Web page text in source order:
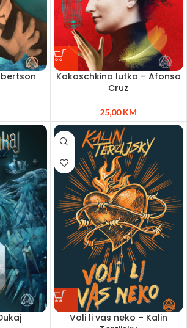
Kokoschkina lutka – Afonso
Cruz
25,00KM
Voli li vas neko – Kalin